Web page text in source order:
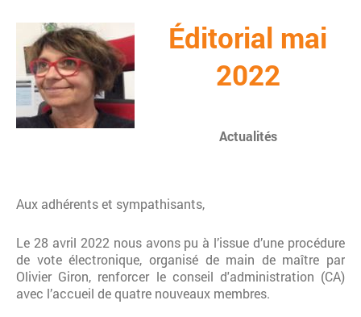
Éditorial mai
2022
Actualités
Aux adhérents et sympathisants,
Le 28 avril 2022 nous avons pu à l’issue d’une procédure
de vote électronique, organisé de main de maître par
Olivier Giron, renforcer le conseil d'administration (CA)
avec l’accueil de quatre nouveaux membres.